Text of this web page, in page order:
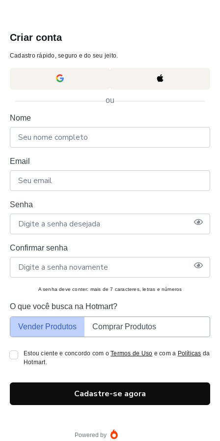
Criar conta
Cadastro rápido, seguro e do seu jeito.
ou
Nome
Email
Senha
Confirmar senha
A senha deve conter: mais de 7 caracteres, letras e números
O que você busca na Hotmart?
Vender Produtos Comprar Produtos
Estou ciente e concordo com oTermos de Uso e com a Políticas da
Hotmart.
Cadastre-se agora
Powered by